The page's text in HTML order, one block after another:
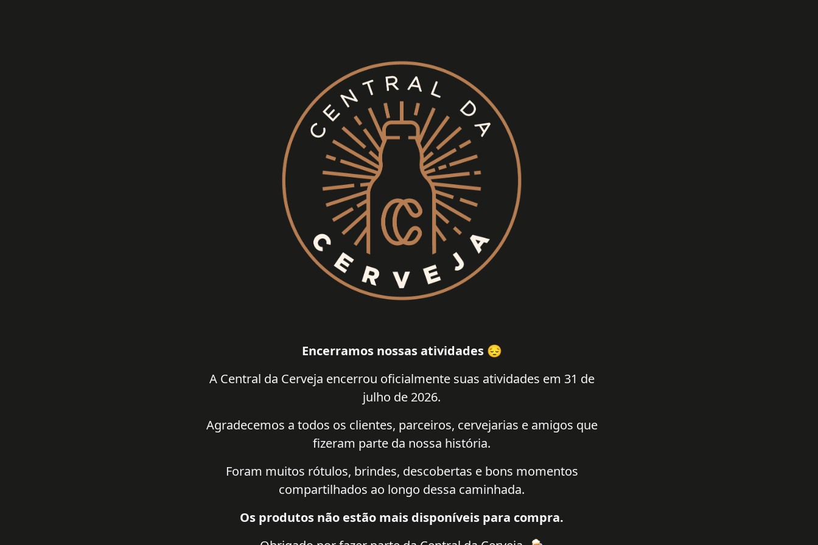
Encerramos nossas atividades 😔
A Central da Cerveja encerrou oficialmente suas atividades em 31 de
julho de 2026.
Agradecemos a todos os clientes, parceiros, cervejarias e amigos que
fizeram parte da nossa história.
Foram muitos rótulos, brindes, descobertas e bons momentos
compartilhados ao longo dessa caminhada.
Os produtos não estão mais disponíveis para compra.